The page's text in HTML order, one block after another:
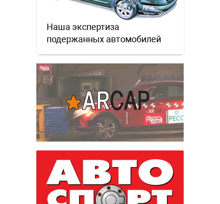
Наша экспертиза
подержанных автомобилей